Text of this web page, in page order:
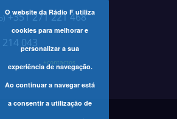
+351 271 221 468
043
+contactos
O website da Rádio F utiliza
cookies para melhorar e
personalizar a sua
experiência de navegação.
Ao continuar a navegar está
a consentir a utilização de